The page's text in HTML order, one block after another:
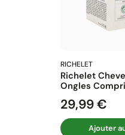
RICHELET
Richelet
Ongles
Prix
29,99 €
Ajouter